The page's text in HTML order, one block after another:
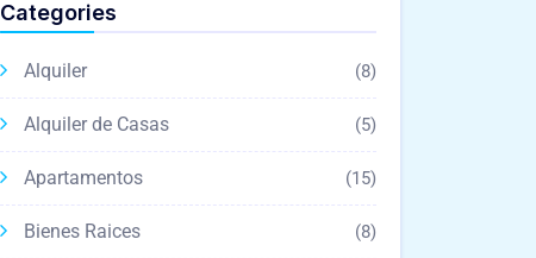
Categories
Alquiler (8)
Alquiler de Casas (5)
Apartamentos (15)
Bienes Raices (8)